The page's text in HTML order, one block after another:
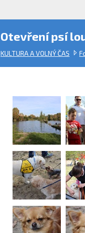
Otevření psí
KULTURA A VOLNÝ ČAS